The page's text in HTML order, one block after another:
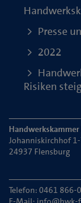
Presse
2022
Risiken
Johanniskirchhof
24937 Flensburg
Telefon: 0461 866-0